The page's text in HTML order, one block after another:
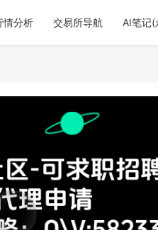
情分析 交易所导航 AI笔记(